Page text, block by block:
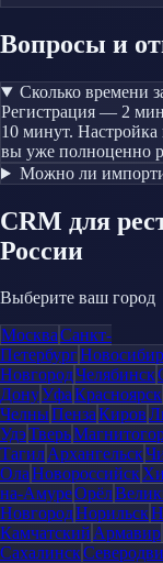
Вопросы и
Сколько времени
Регистрация — 2
10 минут.
вы уже полноценно
Можно ли
CRM для
России
Выберите ваш город
МоскваСанкт-
Петербург
НовгородЧелябинск
ДонуУфаКрасноярск
ЧелныПензаКиров
УдэТверь
ТагилАрхангельск
ОлаНовороссийск
на-АмуреОрёл
НовгородНорильск
Камчатский Армавир
Сахалинск